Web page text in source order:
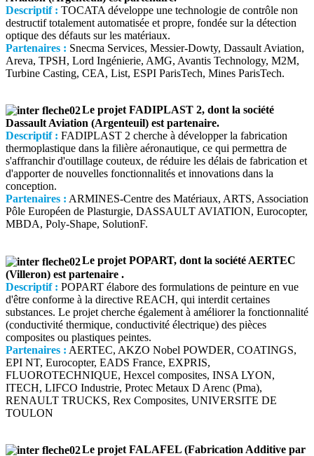
Descriptif : TOCATA développe une technologie de contrôle non
destructif totalement automatisée et propre, fondée sur la détection
optique des défauts sur les matériaux.
Partenaires : Snecma Services, Messier-Dowty, Dassault Aviation,
Areva, TPSH, Lord Ingénierie, AMG, Avantis Technology, M2M,
Turbine Casting, CEA, List, ESPI ParisTech, Mines ParisTech.
Le projet FADIPLAST 2, dont la société
Dassault Aviation (Argenteuil) est partenaire.
Descriptif : FADIPLAST 2 cherche à développer la fabrication
thermoplastique dans la filière aéronautique, ce qui permettra de
s'affranchir d'outillage couteux, de réduire les délais de fabrication et
d'apporter de nouvelles fonctionnalités et innovations dans la
conception.
Partenaires : ARMINES-Centre des Matériaux, ARTS, Association
Pôle Européen de Plasturgie, DASSAULT AVIATION, Eurocopter,
MBDA, Poly-Shape, SolutionF.
Le projet POPART, dont la société AERTEC
(Villeron) est partenaire .
Descriptif : POPART élabore des formulations de peinture en vue
d'être conforme à la directive REACH, qui interdit certaines
substances. Le projet cherche également à améliorer la fonctionnalité
(conductivité thermique, conductivité électrique) des pièces
composites ou plastiques peintes.
Partenaires : AERTEC, AKZO Nobel POWDER, COATINGS,
EPI NT, Eurocopter, EADS France, EXPRIS,
FLUOROTECHNIQUE, Hexcel composites, INSA LYON,
ITECH, LIFCO Industrie, Protec Metaux D Arenc (Pma),
RENAULT TRUCKS, Rex Composites, UNIVERSITE DE
TOULON
Le projet FALAFEL (Fabrication Additive par